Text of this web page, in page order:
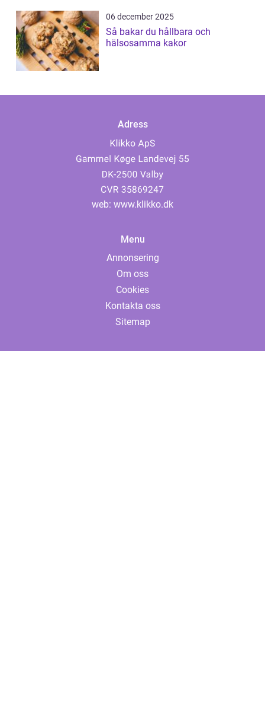
06 december 2025
Så bakar du hållbara och
hälsosamma kakor
Adress
web: www.klikko.dk
Menu
Annonsering
Om oss
Cookies
Kontakta oss
Sitemap